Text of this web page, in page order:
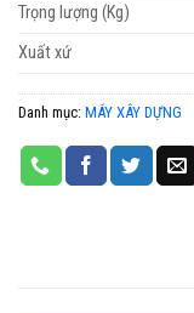
Trọng lượng (Kg)
Xuất xứ
Danh mục: MÁY XÂY DỰNG